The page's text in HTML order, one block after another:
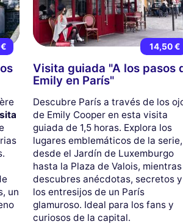
un
14,50 €
Visita guiada "A los pasos
Emily en París"
Descubre París a través de los
de Emily Cooper en esta visita
guiada de 1,5 horas. Explora los
lugares emblemáticos de la serie,
desde el Jardín de Luxemburgo
hasta la Plaza de Valois, mientras
descubres anécdotas, secretos y
los entresijos de un París
glamuroso. Ideal para los fans y
curiosos de la capital.